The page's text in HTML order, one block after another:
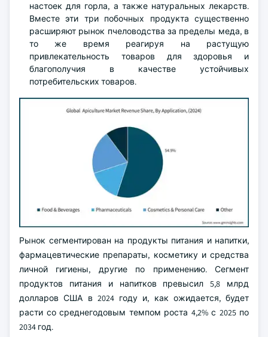
настоек для горла, а также натуральных лекарств.
Вместе эти три побочных продукта существенно
расширяют рынок пчеловодства за пределы меда, в
то же время реагируя на растущую
привлекательность товаров для здоровья и
благополучия в качестве устойчивых
потребительских товаров.
Рынок сегментирован на продукты питания и напитки,
фармацевтические препараты, косметику и средства
личной гигиены, другие по применению. Сегмент
продуктов питания и напитков превысил 5,8 млрд
долларов США в 2024 году и, как ожидается, будет
расти со среднегодовым темпом роста 4,2% с 2025 по
2034 год.